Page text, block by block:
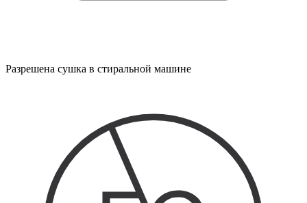
Разрешена сушка в стиральной машине